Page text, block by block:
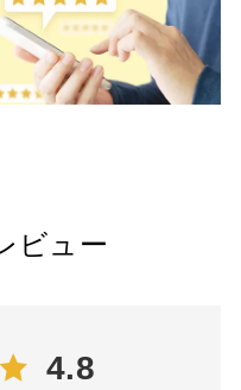
ビュー
4.8